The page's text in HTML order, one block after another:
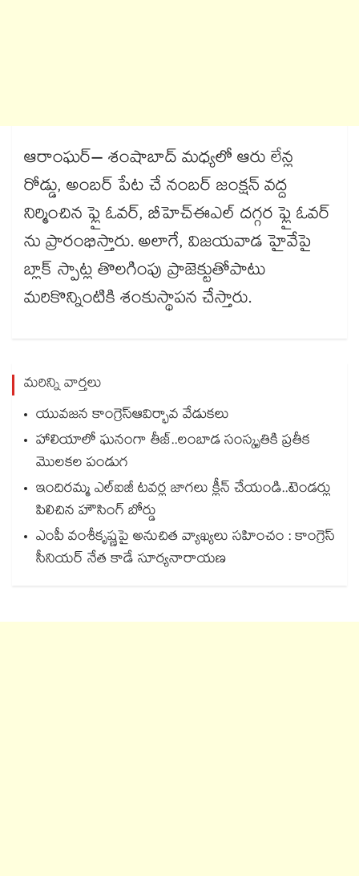
ఆరాంఘర్– శంషాబాద్ మధ్యలో ఆరు లేన్ల
రోడ్డు, అంబర్ పేట చే నంబర్ జంక్షన్ వద్ద
నిర్మించిన ఫ్లై ఓవర్, బీహెచ్ఈఎల్ దగ్గర ఫ్లై ఓవర్
ను ప్రారంభిస్తారు. అలాగే, విజయవాడ హైవేపై
బ్లాక్ స్పాట్ల తొలగింపు ప్రాజెక్టుతోపాటు
మరికొన్నింటికి శంకుస్థాపన చేస్తారు.
మరిన్ని వార్తలు
యువజన కాంగ్రెస్ఆవిర్భావ వేడుకలు
హాలియాలో ఘనంగా తీజ్..లంబాడ సంస్కృతికి ప్రతీక
మొలకల పండుగ
ఇందిరమ్మ ఎల్ఐజీ టవర్ల జాగలు క్లీన్ చేయండి..టెండర్లు
పిలిచిన హౌసింగ్ బోర్డు
ఎంపీ వంశీకృష్ణపై అనుచిత వ్యాఖ్యలు సహించం : కాంగ్రెస్
సీనియర్ నేత కాడే సూర్యనారాయణ